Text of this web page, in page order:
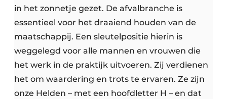
in het zonnetje gezet. De afvalbranche is
essentieel voor het draaiend houden van de
maatschappij. Een sleutelpositie hierin is
weggelegd voor alle mannen en vrouwen die
het werk in de praktijk uitvoeren. Zij verdienen
het om waardering en trots te ervaren. Ze zijn
onze Helden – met een hoofdletter H – en dat